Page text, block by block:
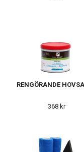
RENGÖRANDE
368 kr